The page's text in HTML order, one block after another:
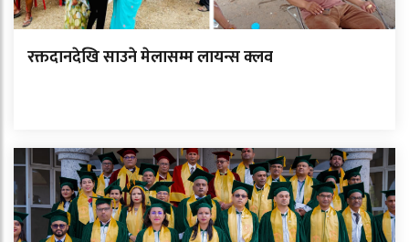
रक्तदानदेखि साउने मेलासम्म लायन्स क्लव